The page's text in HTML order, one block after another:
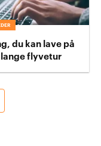
du kan lave på
flyvetur